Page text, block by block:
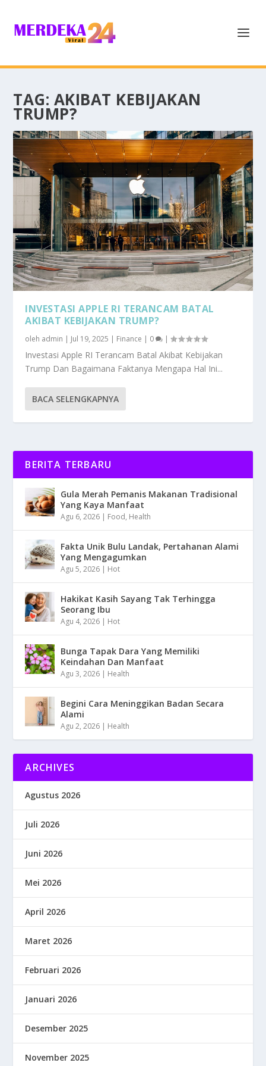
TAG: AKIBAT KEBIJAKAN
TRUMP?
INVESTASI APPLE RI TERANCAM BATAL
AKIBAT KEBIJAKAN TRUMP?
oleh admin | Jul 19, 2025 | Finance | 0 |
Investasi Apple RI Terancam Batal Akibat Kebijakan
Trump Dan Bagaimana Faktanya Mengapa Hal Ini...
BACA SELENGKAPNYA
BERITA TERBARU
Gula Merah Pemanis Makanan Tradisional
Yang Kaya Manfaat
Agu 6, 2026 | Food, Health
Fakta Unik Bulu Landak, Pertahanan Alami
Yang Mengagumkan
Agu 5, 2026 | Hot
Hakikat Kasih Sayang Tak Terhingga
Seorang Ibu
Agu 4, 2026 | Hot
Bunga Tapak Dara Yang Memiliki
Keindahan Dan Manfaat
Agu 3, 2026 | Health
Begini Cara Meninggikan Badan Secara
Alami
Agu 2, 2026 | Health
ARCHIVES
Agustus 2026
Juli 2026
Juni 2026
Mei 2026
April 2026
Maret 2026
Februari 2026
Januari 2026
Desember 2025
November 2025